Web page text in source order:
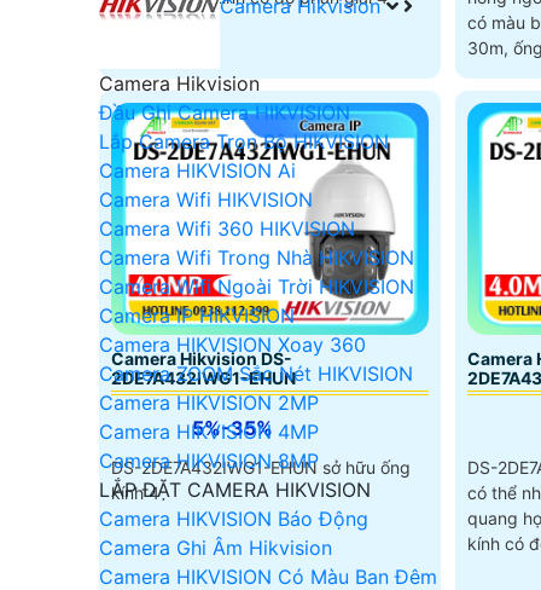
Camera Hikvision
Camera Hikvision
Đầu Ghi Camera HIKVISION
Lắp Camera Trọn Bộ HIKVISION
Camera HIKVISION Ai
Camera Wifi HIKVISION
Camera Wifi 360 HIKVISION
Camera Wifi Trong Nhà HIKVISION
Camera Wifi Ngoài Trời HIKVISION
Camera IP HIKVISION
Camera HIKVISION Xoay 360
Camera ZOOM Sắc Nét HIKVISION
Camera HIKVISION 2MP
Camera HIKVISION 4MP
Camera HIKVISION 8MP
LẮP ĐẶT CAMERA HIKVISION
Camera HIKVISION Báo Động
Camera Ghi Âm Hikvision
Camera HIKVISION Có Màu Ban Đêm
có màu
30m,
WDR,
hợp
Camera Hikvision DS-
2DE7A432IWG1-EHUN
5%-35%
DS-2DE7A432IWG1-EHUN sở hữu ống
kính 4
Camera
DS-
có thể
quang
kính có